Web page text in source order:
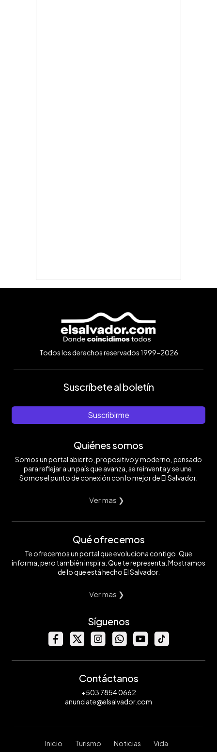
Todos los derechos reservados 1999-2026
Suscríbete al boletín
Suscribirme
Quiénes somos
Somos un portal abierto, propositivo y moderno, pensado
para reflejar a un país que avanza, se reinventa y se une.
Somos el punto de conexión con lo mejor de El Salvador.
Ver mas ❯
Qué ofrecemos
Te ofrecemos un portal que evoluciona contigo. Que
informa, pero también inspira. Que te representa. Mostramos
de lo que está hecho El Salvador.
Ver mas ❯
Síguenos
Contáctanos
+503 7854 0662
anunciate@elsalvador.com
Inicio Turismo Noticias Vida